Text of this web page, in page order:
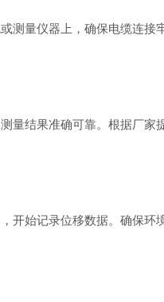
量仪器上，确保电缆连接
结果准确可靠。根据厂家
始记录位移数据。确保环